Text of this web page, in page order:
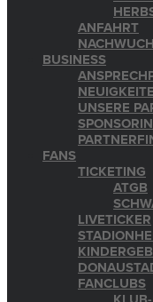
ANFAHRT
BUSINESS
UNSERE
FANS
TICKETING
ATGB
LIVETICKER
FANCLUBS